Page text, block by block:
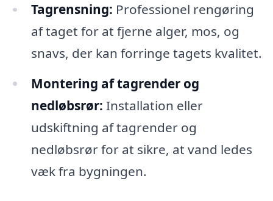
Tagrensning: Professionel rengøring
af taget for at fjerne alger, mos, og
snavs, der kan forringe tagets kvalitet.
Montering af tagrender og
nedløbsrør: Installation eller
udskiftning af tagrender og
nedløbsrør for at sikre, at vand ledes
væk fra bygningen.